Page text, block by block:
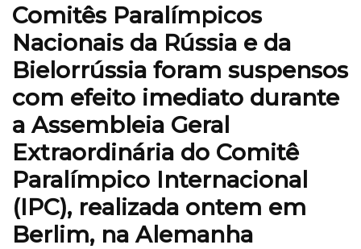
Comitês Paralímpicos
Nacionais da Rússia e da
Bielorrússia foram suspensos
com efeito imediato durante
a Assembleia Geral
Extraordinária do Comitê
Paralímpico Internacional
(IPC), realizada ontem em
Berlim, na Alemanha